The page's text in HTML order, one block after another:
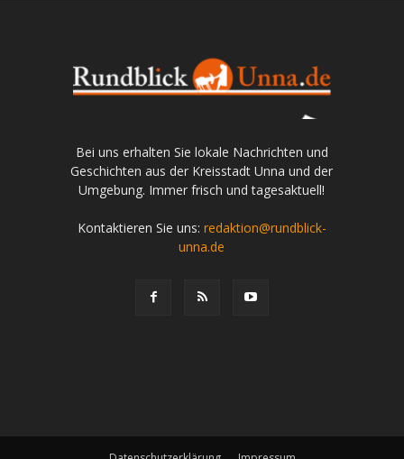
Bei uns erhalten Sie lokale Nachrichten und
Geschichten aus der Kreisstadt Unna und der
Umgebung. Immer frisch und tagesaktuell!
Kontaktieren Sie uns: redaktion@rundblick-
unna.de